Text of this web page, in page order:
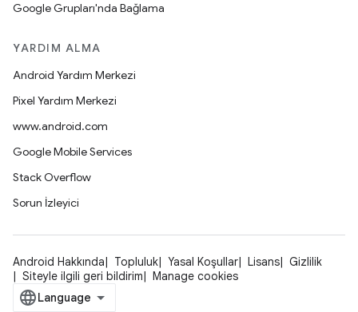
Google Grupları'nda Bağlama
YARDIM ALMA
Android Yardım Merkezi
Pixel Yardım Merkezi
www.android.com
Google Mobile Services
Stack Overflow
Sorun İzleyici
Android Hakkında Topluluk Yasal Koşullar Lisans
Gizlilik
Siteyle ilgili geri bildirim
Manage cookies